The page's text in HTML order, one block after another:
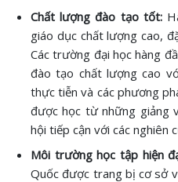
Chất lượng đào tạo tốt:
giáo dục chất lượng cao,
Các trường đại học hàng
đào tạo chất lượng cao
thực tiễn và các phương
được học từ những giảng
hội tiếp cận với các nghiên
Môi trường học tập hiện
Quốc được trang bị cơ sở